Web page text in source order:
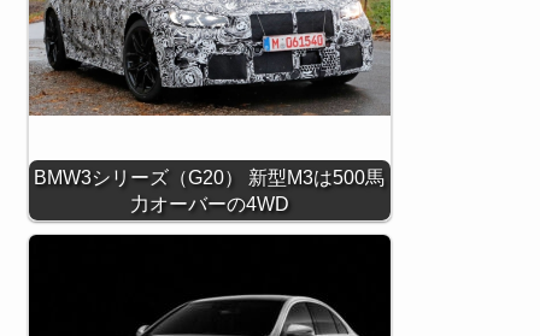
BMW3シリーズ（G20） 新型M3は500馬
力オーバーの4WD